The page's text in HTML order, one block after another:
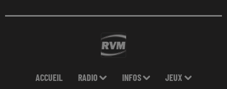
ACCUEIL RADIO INFOS JEUX